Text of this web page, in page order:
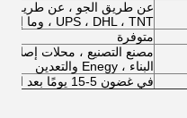
، UPS ، DHL ، TNT وما إلى ذلك)
متوفرة
مصنع التصنيع ، محلات إصلاح
البناء ، Enegy والتعدين
في غضون 5-15 يومًا بعد الحصول على فضلاتك